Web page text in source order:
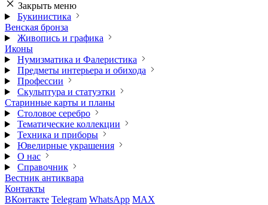
Закрыть меню
Букинистика
Венская бронза
Живопись и графика
Иконы
Нумизматика и Фалеристика
Предметы интерьера и обихода
Профессии
Скульптура и статуэтки
Старинные карты и планы
Столовое серебро
Тематические коллекции
Техника и приборы
Ювелирные украшения
О нас
Справочник
Вестник антиквара
Контакты
ВКонтакте Telegram WhatsApp MAX